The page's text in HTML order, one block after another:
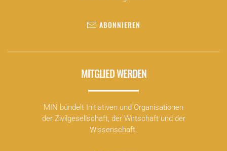
ABONNIEREN
MITGLIED WERDEN
MIN bündelt Initiativen und Organisationen
der Zivilgesellschaft, der Wirtschaft und der
Wissenschaft.